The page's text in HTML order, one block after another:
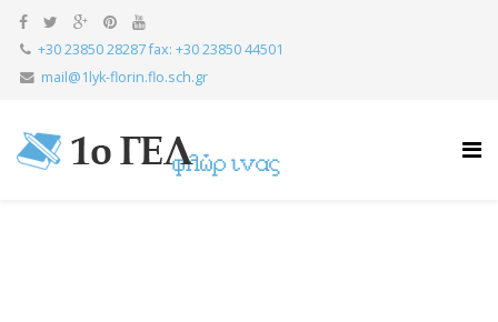
+30 23850 28287 fax: +30 23850 44501
mail@1lyk-florin.flo.sch.gr